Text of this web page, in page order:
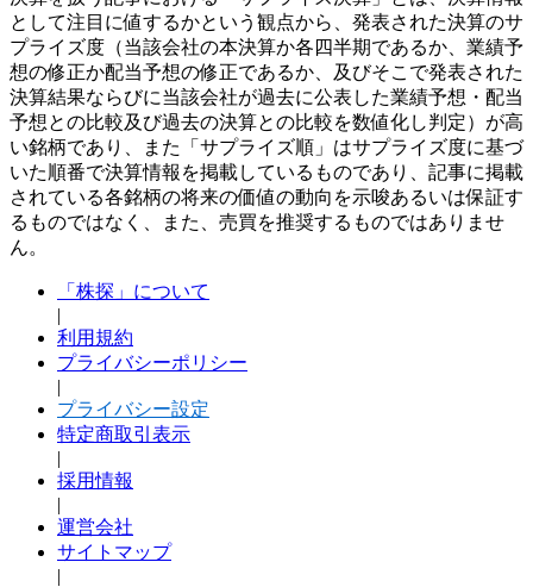
として注目に値するかという観点から、発表された決算のサ
プライズ度（当該会社の本決算か各四半期であるか、業績予
想の修正か配当予想の修正であるか、及びそこで発表された
決算結果ならびに当該会社が過去に公表した業績予想・配当
予想との比較及び過去の決算との比較を数値化し判定）が高
い銘柄であり、また「サプライズ順」はサプライズ度に基づ
いた順番で決算情報を掲載しているものであり、記事に掲載
されている各銘柄の将来の価値の動向を示唆あるいは保証す
るものではなく、また、売買を推奨するものではありませ
ん。
「株探」について
|
利用規約
プライバシーポリシー
|
プライバシー設定
特定商取引表示
|
採用情報
|
運営会社
サイトマップ
|